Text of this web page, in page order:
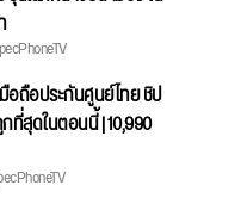
อถือประกันศูนย์ไทย ชิป
ที่สุดในตอนนี้ | 10,990